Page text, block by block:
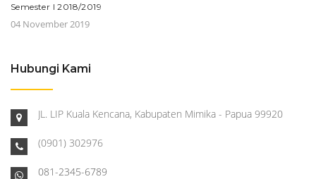
Semester I 2018/2019
04 November 2019
Hubungi Kami
JL. LIP Kuala Kencana, Kabupaten Mimika - Papua 99920
(0901) 302976
081-2345-6789